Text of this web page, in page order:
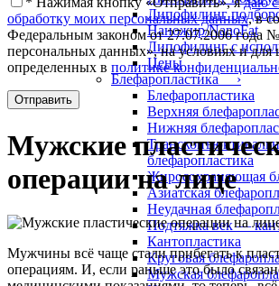
Липофилинг
Наножир/NanoFat
Липофилинг с
Цены
Блефаропластика ›
Блефаропластика
Верхняя
Нижняя
блефаропластика
Жиросохраняющая
Азиатская
Неудачная
Подтяжка век —
Кантопластика
Круговая
Мужская
обработку моих персональных данных, в
Федеральным законом от 27.07.2006 года
персональных данных», на условиях и для
определенных в политике
Мужские
операции на лице
Мужчины всё чаще стали прибегать к
операциям. И, если раньше это было